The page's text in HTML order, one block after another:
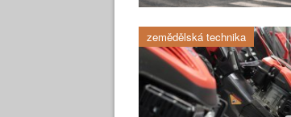
zemědělská technika